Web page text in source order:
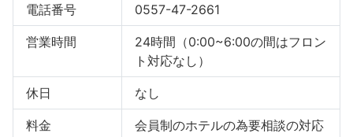
電話番号 0557-47-2661
営業時間
24時間（0:00~6:00の間はフロン
ト対応なし）
休日 なし
料金 会員制のホテルの為要相談の対応